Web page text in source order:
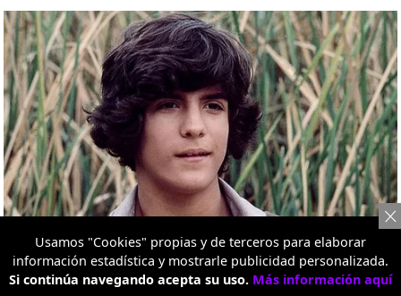
Usamos "Cookies" propias y de terceros para elaborar
información estadística y mostrarle publicidad personalizada.
Si continúa navegando acepta su uso. Más información aquí